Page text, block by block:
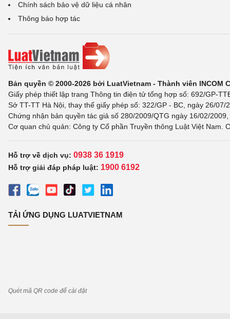
Chính sách bảo vệ dữ liệu cá nhân
Thông báo hợp tác
Bản quyền © 2000-2026 bởi LuatVietnam - Thành viên INCOM
Giấy phép thiết lập trang Thông tin điện tử tổng hợp số: 692/GP-
Sở TT-TT Hà Nội, thay thế giấy phép số: 322/GP - BC, ngày 26/
Chứng nhận bản quyền tác giả số 280/2009/QTG ngày 16/02/
Cơ quan chủ quản: Công ty Cổ phần Truyền thông Luật Việt Nam.
Hỗ trợ về dịch vụ: 0938 36 1919
Hỗ trợ giải đáp pháp luật: 1900 6192
TẢI ỨNG DỤNG LUATVIETNAM
Quét mã QR code để cài đặt